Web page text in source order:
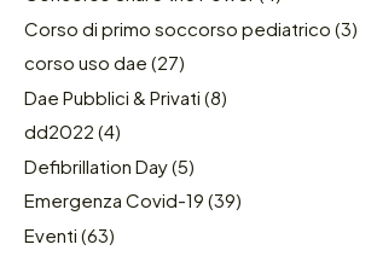
Corso di primo soccorso pediatrico (3)
corso uso dae (27)
Dae Pubblici & Privati (8)
dd2022 (4)
Defibrillation Day(5)
Emergenza Covid-19 (39)
Eventi (63)